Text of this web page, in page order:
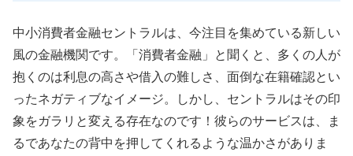
中小消費者金融セントラルは、今注目を集めている新しい
風の金融機関です。「消費者金融」と聞くと、多くの人が
抱くのは利息の高さや借入の難しさ、面倒な在籍確認とい
ったネガティブなイメージ。しかし、セントラルはその印
象をガラリと変える存在なのです！彼らのサービスは、ま
るであなたの背中を押してくれるような温かさがありま